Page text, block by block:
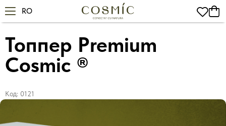
RO
Главная Топпер Premium Foam (Пена) Cosmic ®
Топпер Premium
Cosmic ®
Код: 0121